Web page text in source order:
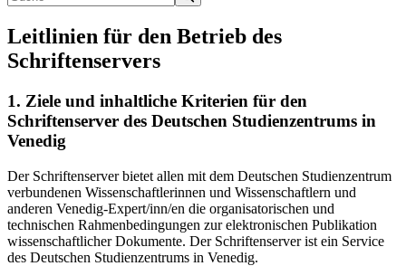
Leitlinien für den Betrieb des
Schriftenservers
1. Ziele und inhaltliche Kriterien für den
Schriftenserver des Deutschen Studienzentrums in
Venedig
Der Schriftenserver bietet allen mit dem Deutschen Studienzentrum
verbundenen Wissenschaftlerinnen und Wissenschaftlern und
anderen Venedig-Expert/inn/en die organisatorischen und
technischen Rahmenbedingungen zur elektronischen Publikation
wissenschaftlicher Dokumente. Der Schriftenserver ist ein Service
des Deutschen Studienzentrums in Venedig.